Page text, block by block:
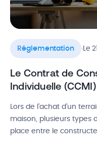
Réglementation .Le
Le Contrat de
Individuelle (CCMI)
Lors de l’achat d’un
maison, plusieurs types
place entre le